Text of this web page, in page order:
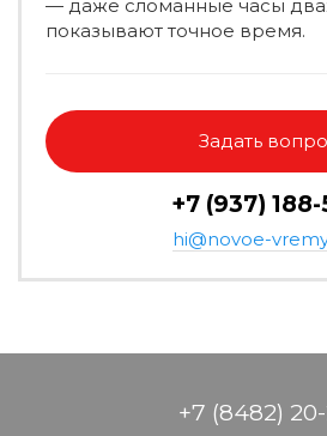
— даже сломанные часы
показывают точное время.
Задать
+7 (937)
hi@novoe-
+7 (8482)